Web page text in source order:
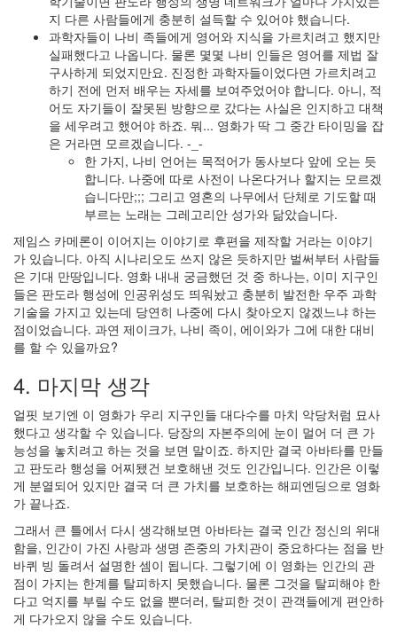
지 다른 사람들에게 충분히 설득할 수 있어야 했습니다.
과학자들이 나비 족들에게 영어와 지식을 가르치려고 했지만
실패했다고 나옵니다. 물론 몇몇 나비 인들은 영어를 제법 잘
구사하게 되었지만요. 진정한 과학자들이었다면 가르치려고
하기 전에 먼저 배우는 자세를 보여주었어야 합니다. 아니, 적
어도 자기들이 잘못된 방향으로 갔다는 사실은 인지하고 대책
을 세우려고 했어야 하죠. 뭐... 영화가 딱 그 중간 타이밍을 잡
은 거라면 모르겠습니다. -_-
한 가지, 나비 언어는 목적어가 동사보다 앞에 오는 듯
합니다. 나중에 따로 사전이 나온다거나 할지는 모르겠
습니다만;;; 그리고 영혼의 나무에서 단체로 기도할 때
부르는 노래는 그레고리안 성가와 닮았습니다.
제임스 카메론이 이어지는 이야기로 후편을 제작할 거라는 이야기
가 있습니다. 아직 시나리오도 쓰지 않은 듯하지만 벌써부터 사람들
은 기대 만땅입니다. 영화 내내 궁금했던 것 중 하나는, 이미 지구인
들은 판도라 행성에 인공위성도 띄워놨고 충분히 발전한 우주 과학
기술을 가지고 있는데 당연히 나중에 다시 찾아오지 않겠느냐 하는
점이었습니다. 과연 제이크가, 나비 족이, 에이와가 그에 대한 대비
를 할 수 있을까요?
4. 마지막 생각
얼핏 보기엔 이 영화가 우리 지구인들 대다수를 마치 악당처럼 묘사
했다고 생각할 수 있습니다. 당장의 자본주의에 눈이 멀어 더 큰 가
능성을 놓치려고 하는 것을 보면 말이죠. 하지만 결국 아바타를 만들
고 판도라 행성을 어찌됐건 보호해낸 것도 인간입니다. 인간은 이렇
게 분열되어 있지만 결국 더 큰 가치를 보호하는 해피엔딩으로 영화
가 끝나죠.
그래서 큰 틀에서 다시 생각해보면 아바타는 결국 인간 정신의 위대
함을, 인간이 가진 사랑과 생명 존중의 가치관이 중요하다는 점을 반
바퀴 빙 돌려서 설명한 셈이 됩니다. 그렇기에 이 영화는 인간의 관
점이 가지는 한계를 탈피하지 못했습니다. 물론 그것을 탈피해야 한
다고 억지를 부릴 수도 없을 뿐더러, 탈피한 것이 관객들에게 편안하
게 다가오지 않을 수도 있습니다.